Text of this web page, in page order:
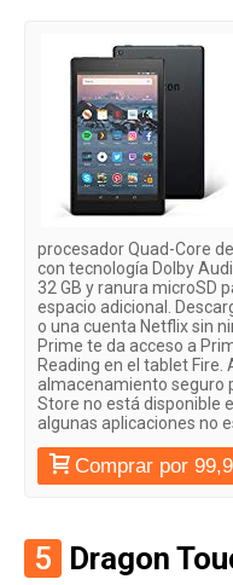
procesador Quad-Core
con tecnología Dolby
32 GB y ranura microSD
espacio adicional.
o una cuenta Netflix sin
Prime te da acceso a
Reading en el tablet Fire.
almacenamiento seguro
Store no está disponible
algunas aplicaciones no
Comprar por
5 Dragon